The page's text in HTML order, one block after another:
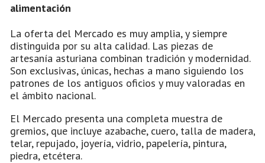
alimentación
La oferta del Mercado es muy amplia, y siempre
distinguida por su alta calidad. Las piezas de
artesanía asturiana combinan tradición y modernidad.
Son exclusivas, únicas, hechas a mano siguiendo los
patrones de los antiguos oficios y muy valoradas en
el ámbito nacional.
El Mercado presenta una completa muestra de
gremios, que incluye azabache, cuero, talla de madera,
telar, repujado, joyería, vidrio, papelería, pintura,
piedra, etcétera.